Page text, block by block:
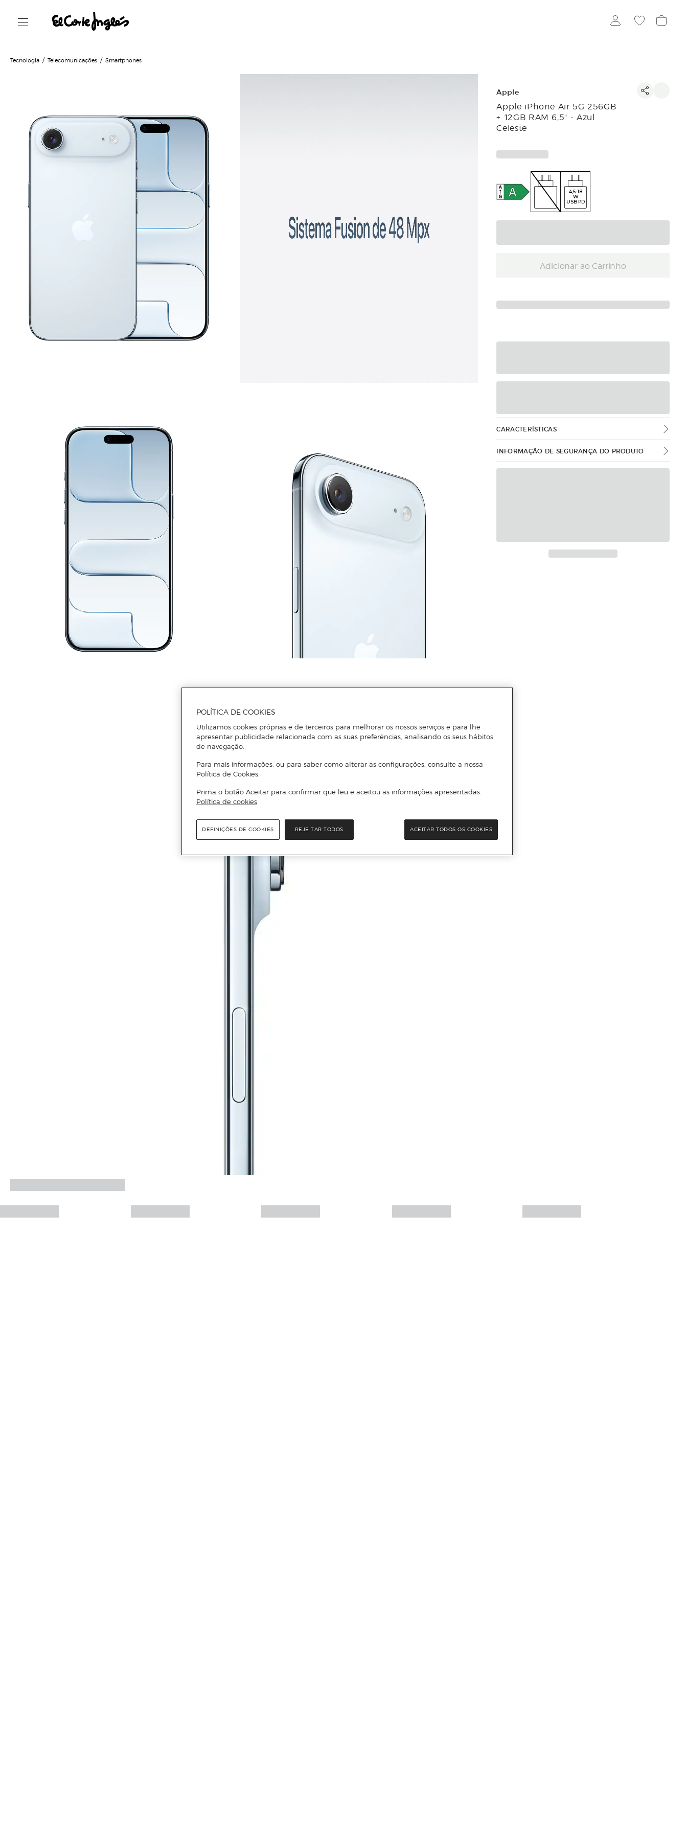
Tecnologia Telecomunicações Smartphones
Apple
Apple iPhone Air 5G 256GB
+ 12GB RAM 6,5" - Azul
Celeste
4,5-18
W
USB PD
Adicionar ao Carrinho
CARACTERÍSTICAS
INFORMAÇÃO DE SEGURANÇA DO PRODUTO
POLÍTICA DE COOKIES
Utilizamos cookies próprias e de terceiros para melhorar os nossos serviços e para lhe
apresentar publicidade relacionada com as suas preferências, analisando os seus hábitos
de navegação.
Para mais informações, ou para saber como alterar as configurações, consulte a nossa
Política de Cookies.
Prima o botão Aceitar para confirmar que leu e aceitou as informações apresentadas.
Política de cookies
REJEITAR TODOS ACEITAR TODOS OS COOKIES
DEFINIÇÕES DE COOKIES